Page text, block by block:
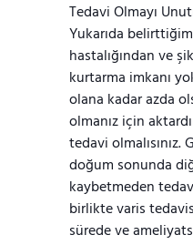
Tedavi Olmayı
Yukarıda
hastalığından ve
kurtarma imkanı
olana kadar azda
olmanız için
tedavi
doğum sonunda
kaybetmeden
birlikte varis
sürede ve